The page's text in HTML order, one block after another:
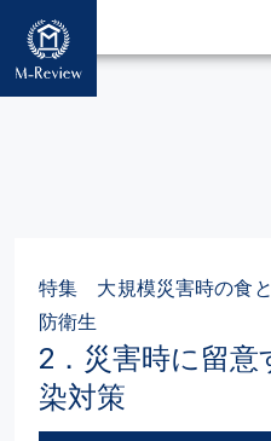
特集 大規模災害時の食
防衛生
2．災害時に留
染対策